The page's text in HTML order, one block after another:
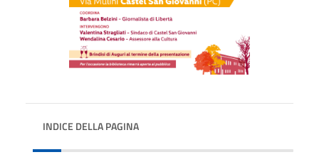
INDICE DELLA PAGINA